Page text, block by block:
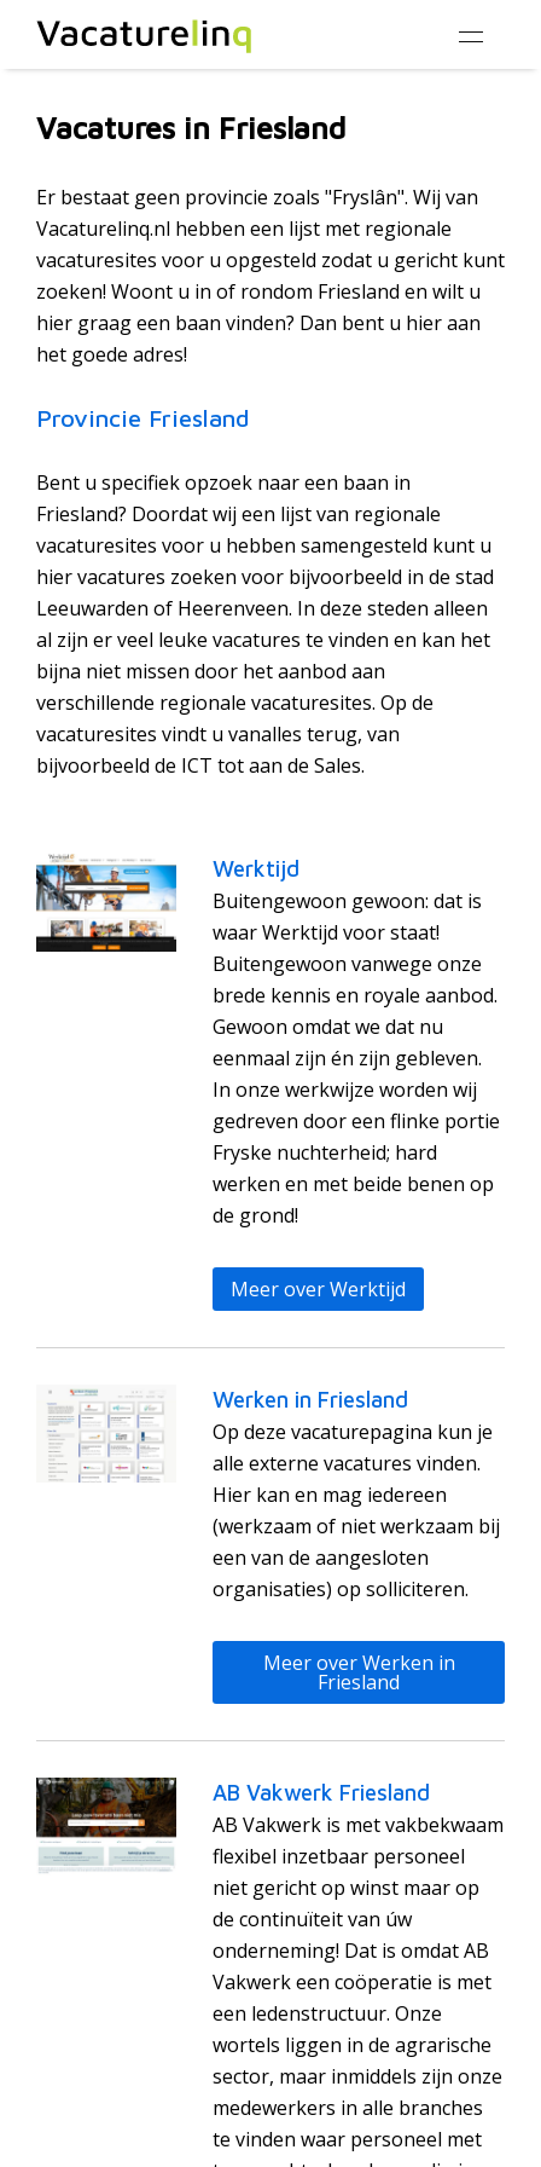
Vacatures in Friesland
Er bestaat geen provincie zoals "Fryslân". Wij van
Vacaturelinq.nl hebben een lijst met regionale
vacaturesites voor u opgesteld zodat u gericht kunt
zoeken! Woont u in of rondom Friesland en wilt u
hier graag een baan vinden? Dan bent u hier aan
het goede adres!
Provincie Friesland
Bent u specifiek opzoek naar een baan in
Friesland? Doordat wij een lijst van regionale
vacaturesites voor u hebben samengesteld kunt u
hier vacatures zoeken voor bijvoorbeeld in de stad
Leeuwarden of Heerenveen. In deze steden alleen
al zijn er veel leuke vacatures te vinden en kan het
bijna niet missen door het aanbod aan
verschillende regionale vacaturesites. Op de
vacaturesites vindt u vanalles terug, van
bijvoorbeeld de ICT tot aan de Sales.
Werktijd
Buitengewoon gewoon: dat is
waar Werktijd voor staat!
Buitengewoon vanwege onze
brede kennis en royale aanbod.
Gewoon omdat we dat nu
eenmaal zijn én zijn gebleven.
In onze werkwijze worden wij
gedreven door een flinke portie
Fryske nuchterheid; hard
werken en met beide benen op
de grond!
Meer over Werktijd
Werken in Friesland
Op deze vacaturepagina kun je
alle externe vacatures vinden.
Hier kan en mag iedereen
(werkzaam of niet werkzaam bij
een van de aangesloten
organisaties) op solliciteren.
Meer over Werken in
Friesland
AB Vakwerk Friesland
AB Vakwerk is met vakbekwaam
flexibel inzetbaar personeel
niet gericht op winst maar op
de continuïteit van úw
onderneming! Dat is omdat AB
Vakwerk een coöperatie is met
een ledenstructuur. Onze
wortels liggen in de agrarische
sector, maar inmiddels zijn onze
medewerkers in alle branches
te vinden waar personeel met